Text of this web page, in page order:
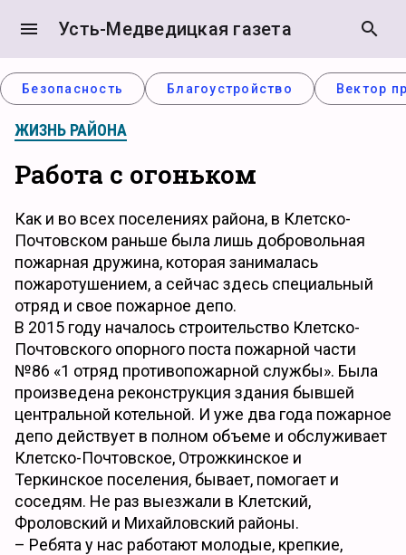
menu Усть-Медведицкая газета search
Безопасность Благоустройство Вектор
ЖИЗНЬ РАЙОНА
Работа с огоньком
Как и во всех поселениях района, в Клетско-
Почтовском раньше была лишь добровольная
пожарная дружина, которая занималась
пожаротушением, а сейчас здесь специальный
отряд и свое пожарное депо.
В 2015 году началось строительство Клетско-
Почтовского опорного поста пожарной части
№86 «1 отряд противопожарной службы». Была
произведена реконструкция здания бывшей
центральной котельной. И уже два года пожарное
депо действует в полном объеме и обслуживает
Клетско-Почтовское, Отрожкинское и
Теркинское поселения, бывает, помогает и
соседям. Не раз выезжали в Клетский,
Фроловский и Михайловский районы.
– Ребята у нас работают молодые, крепкие,